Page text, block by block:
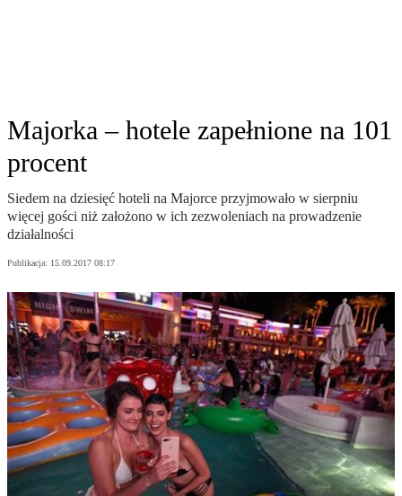
Majorka – hotele zapełnione na 101
procent
Siedem na dziesięć hoteli na Majorce przyjmowało w sierpniu
więcej gości niż założono w ich zezwoleniach na prowadzenie
działalności
Publikacja: 15.09.2017 08:17